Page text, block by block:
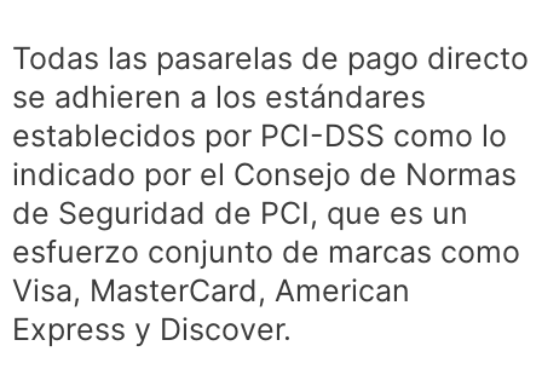
Todas las pasarelas de pago directo
se adhieren a los estándares
establecidos por PCI-DSS como lo
indicado por el Consejo de Normas
de Seguridad de PCI, que es un
esfuerzo conjunto de marcas como
Visa, MasterCard, American
Express y Discover.